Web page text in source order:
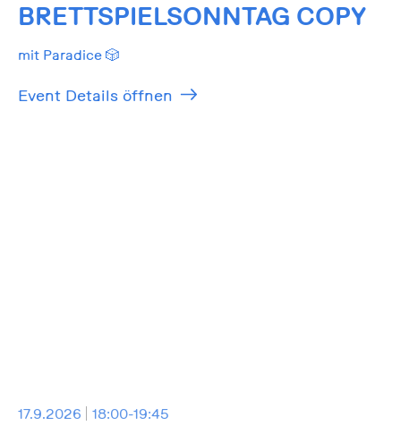
BRETTSPIELSONNTAG COPY
mit Paradice 🎲
Event Details öffnen
17.9.2026 18:00-19:45